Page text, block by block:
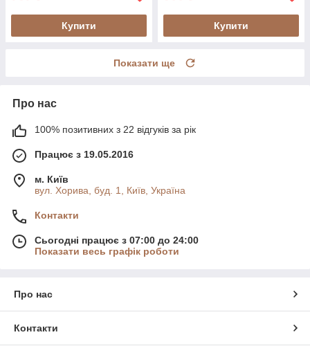
Купити Купити
Показати ще
Про нас
100% позитивних з 22 відгуків за рік
Працює з 19.05.2016
м. Київ
вул. Хорива, буд. 1, Київ, Україна
Контакти
Сьогодні працює з 07:00 до 24:00
Показати весь графік роботи
Про нас
Контакти